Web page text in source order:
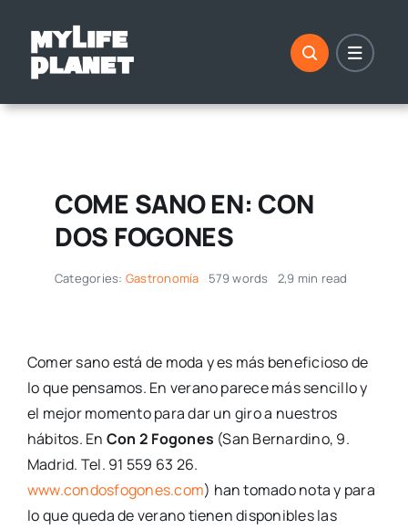
contenido
COME SANO EN: CON
DOS FOGONES
Categories: Gastronomía 579 words 2,9 min read
Comer sano está de moda y es más beneficioso de
lo que pensamos. En verano parece más sencillo y
el mejor momento para dar un giro a nuestros
hábitos. En Con 2 Fogones (San Bernardino, 9.
Madrid. Tel. 91 559 63 26.
www.condosfogones.com) han tomado nota y para
lo que queda de verano tienen disponibles las